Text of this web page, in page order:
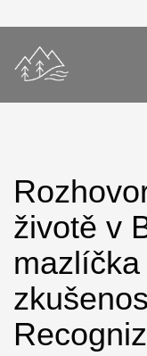
životě v